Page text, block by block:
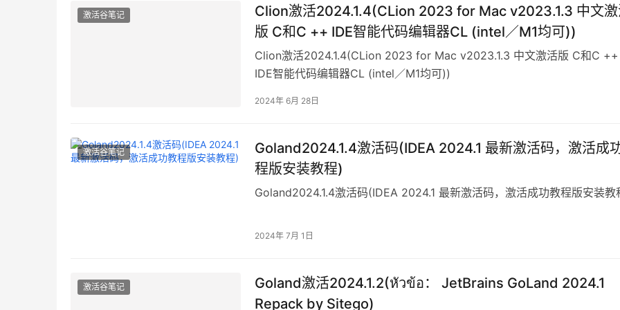
激活谷笔记
Clion激活2024.1.4(CLion 2023 for Mac v2023.1.3 中文
版 C和C ++ IDE智能代码编辑器CL (intel／M1均可))
Clion激活2024.1.4(CLion 2023 for Mac v2023.1.3 中文激活版 C和C ++
IDE智能代码编辑器CL (intel／M1均可))
2024年 6月 28日
激活谷笔记
Goland2024.1.4激活码(IDEA 2024.1 最新激活码，激活成
程版安装教程)
Goland2024.1.4激活码(IDEA 2024.1 最新激活码，激活成功教程版安装教
2024年 7月 1日
激活谷笔记
Goland激活2024.1.2(หัวข้อ： JetBrains GoLand 2024.1
Repack by Sitego)